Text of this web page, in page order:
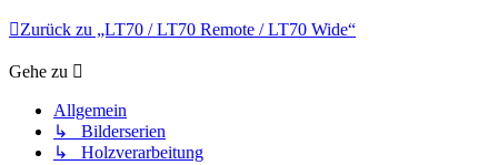
Zurück zu „LT70 / LT70 Remote / LT70 Wide“
Gehe zu
Allgemein
↳ Bilderserien
↳ Holzverarbeitung